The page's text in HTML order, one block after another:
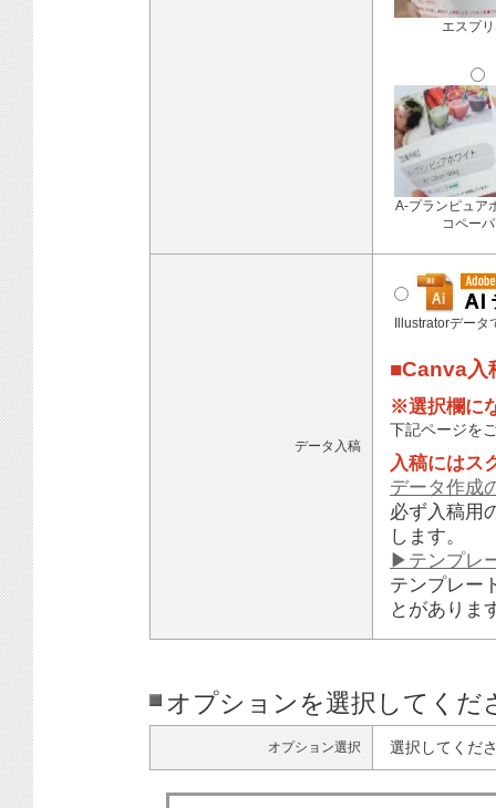
エスプ
A-プランピュア
コペー
データ入稿
Illustratorデータ
■Canva入
※選択欄に
下記ページを
入稿にはス
データ作成
必ず入稿用
します。
▶テンプレ
テンプレー
とがありま
オプションを選択してくだ
オプション選択 選択してくだ